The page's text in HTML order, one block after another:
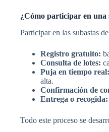
¿Cómo participar en una
Participar en las subastas
Registro gratuito:
Consulta de lotes:
Puja en tiempo real:
alta.
Confirmación de
Entrega o recogida:
Todo este proceso se